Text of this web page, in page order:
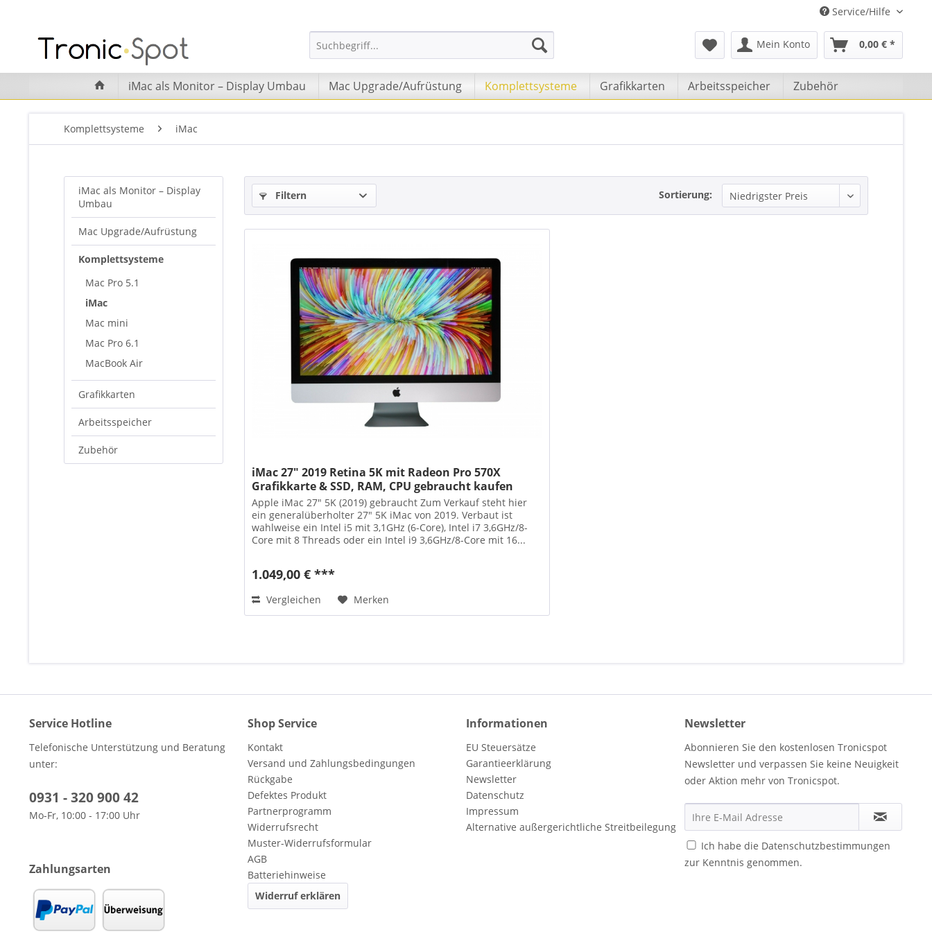
Service/Hilfe
Mein Konto 0,00 € *
iMac als Monitor – Display Umbau Mac Upgrade/Aufrüstung Komplettsysteme Grafikkarten Arbeitsspeicher Zubehör
Komplettsysteme iMac
iMac als Monitor – Display
Umbau
Mac Upgrade/Aufrüstung
Komplettsysteme
Mac Pro 5.1
iMac
Mac mini
Mac Pro 6.1
MacBook Air
Grafikkarten
Arbeitsspeicher
Zubehör
Filtern Sortierung:
iMac 27" 2019 Retina 5K mit Radeon Pro 570X
Grafikkarte & SSD, RAM, CPU gebraucht kaufen
Apple iMac 27" 5K (2019) gebraucht Zum Verkauf steht hier
ein generalüberholter 27" 5K iMac von 2019. Verbaut ist
wahlweise ein Intel i5 mit 3,1GHz (6-Core), Intel i7 3,6GHz/8-
Core mit 8 Threads oder ein Intel i9 3,6GHz/8-Core mit 16...
1.049,00 € ***
Vergleichen Merken
Service Hotline
Telefonische Unterstützung und Beratung
unter:
0931 - 320 900 42
Mo-Fr, 10:00 - 17:00 Uhr
Zahlungsarten
Shop Service
Kontakt
Versand und Zahlungsbedingungen
Rückgabe
Defektes Produkt
Partnerprogramm
Widerrufsrecht
Muster-Widerrufsformular
AGB
Batteriehinweise
Widerruf erklären
Informationen
EU Steuersätze
Garantieerklärung
Newsletter
Datenschutz
Impressum
Alternative außergerichtliche Streitbeilegung
Newsletter
Abonnieren Sie den kostenlosen Tronicspot
Newsletter und verpassen Sie keine Neuigkeit
oder Aktion mehr von Tronicspot.
Ich habe die Datenschutzbestimmungen
zur Kenntnis genommen.